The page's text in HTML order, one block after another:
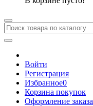
Войти
Регистрация
Избранное0
Корзина покупок
Оформление заказа